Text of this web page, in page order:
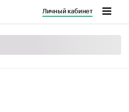
Личный кабинет